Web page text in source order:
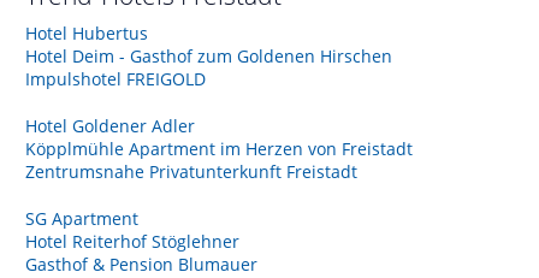
Hotel Hubertus
Hotel Deim - Gasthof zum Goldenen Hirschen
Impulshotel FREIGOLD
Hotel Goldener Adler
Köpplmühle Apartment im Herzen von Freistadt
Zentrumsnahe Privatunterkunft Freistadt
SG Apartment
Hotel Reiterhof Stöglehner
Gasthof & Pension Blumauer